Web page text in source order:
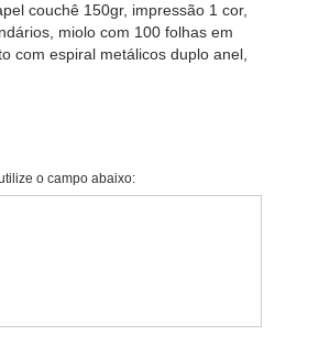
couchê 150gr, impressão 1 cor,
miolo com 100 folhas em
com espiral metálicos duplo anel,
o campo abaixo: